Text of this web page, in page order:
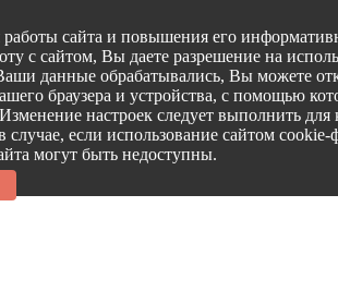
сайта и повышения его
с сайтом, Вы даете разрешение на
данные обрабатывались, Вы можете
браузера и устройства, с помощью
настроек следует выполнить
случае, если использование сайтом
могут быть недоступны.